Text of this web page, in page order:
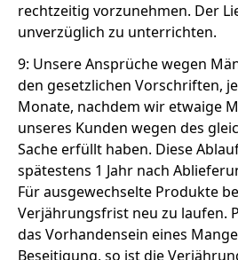
rechtzeitig vorzunehmen. Der
unverzüglich zu unterrichten.
9: Unsere Ansprüche wegen
den gesetzlichen Vorschriften,
Monate, nachdem wir etwaige
unseres Kunden wegen des
Sache erfüllt haben. Diese
spätestens 1 Jahr nach
Für ausgewechselte Produkte
Verjährungsfrist neu zu laufen.
das Vorhandensein eines
Beseitigung, so ist die